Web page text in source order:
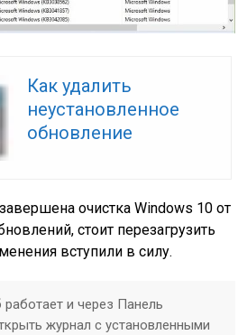
Как удалить
неустановленное
обновление
очистка Windows 10 от
стоит перезагрузить
вступили в силу.
и через Панель
журнал с установленными